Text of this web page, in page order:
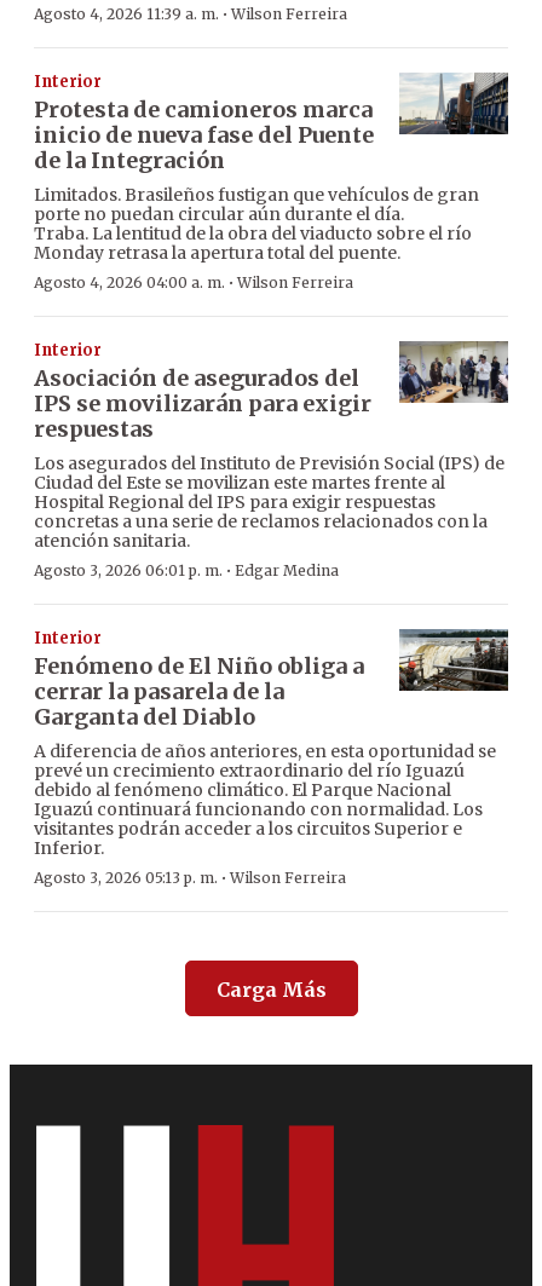
Agosto 4, 2026 11:39 a. m. ·Wilson Ferreira
Interior
Protesta de camioneros marca
inicio de nueva fase del Puente
de la Integración
Limitados. Brasileños fustigan que vehículos de gran
porte no puedan circular aún durante el día.
Traba. La lentitud de la obra del viaducto sobre el río
Monday retrasa la apertura total del puente.
Agosto 4, 2026 04:00 a. m. ·Wilson Ferreira
Interior
Asociación de asegurados del
IPS se movilizarán para exigir
respuestas
Los asegurados del Instituto de Previsión Social (IPS) de
Ciudad del Este se movilizan este martes frente al
Hospital Regional del IPS para exigir respuestas
concretas a una serie de reclamos relacionados con la
atención sanitaria.
Agosto 3, 2026 06:01 p. m. · Edgar Medina
Interior
Fenómeno de El Niño obliga a
cerrar la pasarela de la
Garganta del Diablo
A diferencia de años anteriores, en esta oportunidad se
prevé un crecimiento extraordinario del río Iguazú
debido al fenómeno climático. El Parque Nacional
Iguazú continuará funcionando con normalidad. Los
visitantes podrán acceder a los circuitos Superior e
Inferior.
Agosto 3, 2026 05:13 p. m. ·Wilson Ferreira
Carga Más